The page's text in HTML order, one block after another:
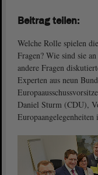
Welche Rolle spielen
Fragen? Wie sind sie
andere Fragen
Experten aus neun
Daniel Sturm (CDU),
Europaangelegenheiten
Beitrag teilen: